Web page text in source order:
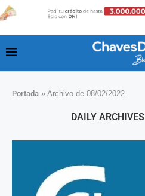
Portada » Archivo de 08/02/2022
DAILY ARCHIVES